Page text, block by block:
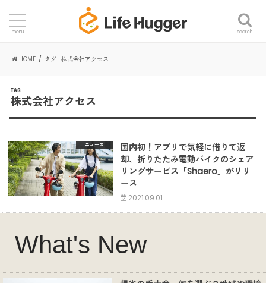
search
menu
HOME タグ : 株式会社アクセス
TAG
株式会社アクセス
ニュース
国内初！アプリで気軽に借りて返
却、折りたたみ電動バイクのシェア
リングサービス「Shaero」がリリ
ース
2021.09.01
What's New